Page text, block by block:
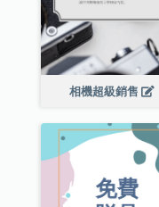
相機超級銷售